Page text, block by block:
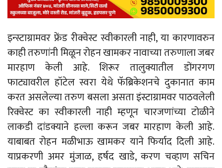
इन्स्टाग्रामवर फ्रेंड रीक्वेस्ट स्वीकारली नाही, या कारणावरुन
काही तरुणांनी मिळून रोहन खामकर नावाच्या तरुणाला जबर
मारहाण केली आहे. शिरूर तालुक्यातील डोंगरगण
फाट्यावरील हॉटेल स्वरा येथे फॅब्रिकेशनचे दुकानात काम
करत असलेल्या तरुण बसला असता इंस्टाग्रामवर पाठवलेली
रिक्वेस्ट का स्वीकारली नाही म्हणून चारजणांच्या टोळीने
लाकडी दांडक्याने हल्ला करून जबर मारहाण केली आहे.
याबाबत रोहन मळीभाऊ खामकर याने फिर्याद दिली आहे.
याप्रकरणी अमर मुंजाळ, हर्षद खाडे, करण चव्हाण सचिन